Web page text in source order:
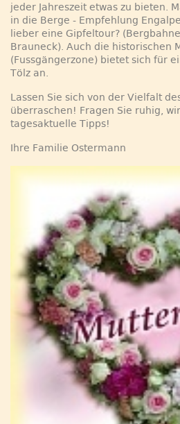
jeder Jahreszeit etwas zu bieten.
in die Berge - Empfehlung
lieber eine Gipfeltour?
Brauneck). Auch die historischen
(Fussgängerzone) bietet sich für
Tölz an.
Lassen Sie sich von der Vielfalt
überraschen! Fragen Sie ruhig,
tagesaktuelle Tipps!
Ihre Familie Ostermann